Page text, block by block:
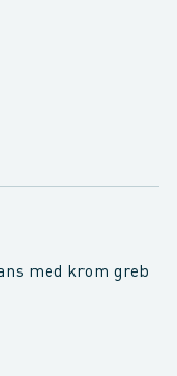
med krom greb